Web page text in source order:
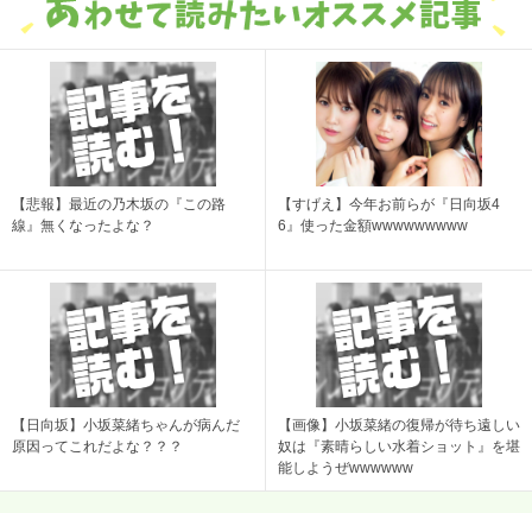
【悲報】最近の乃木坂の『この路
線』無くなったよな？
【すげえ】今年お前らが『日向坂4
6』使った金額wwwwwwwww
【日向坂】小坂菜緒ちゃんが病んだ
原因ってこれだよな？？？
【画像】小坂菜緒の復帰が待ち遠しい
奴は『素晴らしい水着ショット』を堪
能しようぜwwwwww